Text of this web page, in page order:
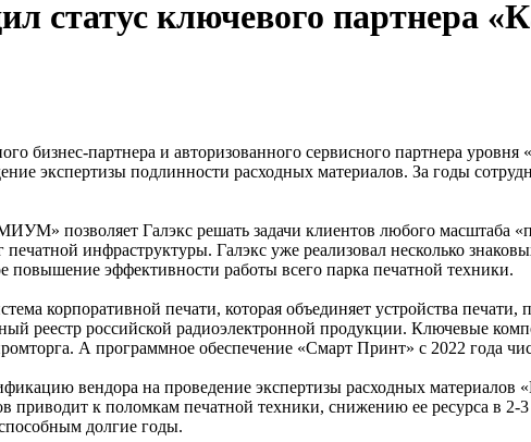
статус ключевого партнера
бизнес-партнера и авторизованного сервисного партнера
экспертизы подлинности расходных материалов. За годы
позволяет Галэкс решать задачи клиентов любого масштаба
печатной инфраструктуры. Галэкс уже реализовал несколько
повышение эффективности работы всего парка печатной техники.
корпоративной печати, которая объединяет устройства
российской радиоэлектронной продукции. Ключевые
А программное обеспечение «Смарт Принт» с 2022 года
вендора на проведение экспертизы расходных
приводит к поломкам печатной техники, снижению ее ресурса в 2-
долгие годы.